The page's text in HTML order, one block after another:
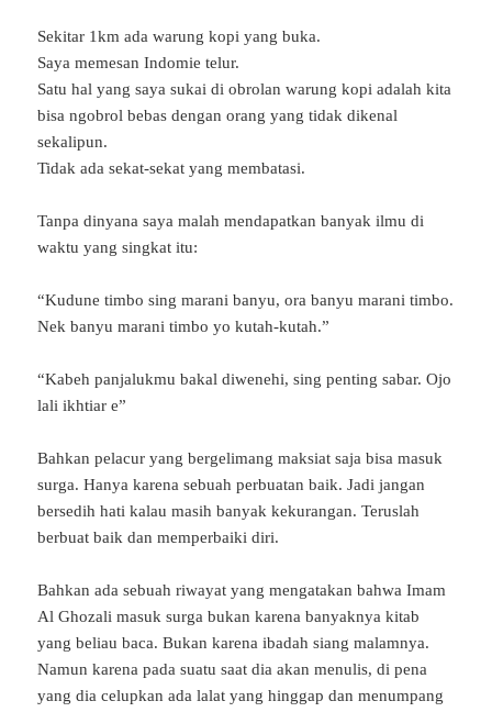
Sekitar 1km ada warung kopi yang buka.
Saya memesan Indomie telur.
Satu hal yang saya sukai di obrolan warung kopi adalah kita
bisa ngobrol bebas dengan orang yang tidak dikenal
sekalipun.
Tidak ada sekat-sekat yang membatasi.
Tanpa dinyana saya malah mendapatkan banyak ilmu di
waktu yang singkat itu:
“Kudune timbo sing marani banyu, ora banyu marani timbo.
Nek banyu marani timbo yo kutah-kutah.”
“Kabeh panjalukmu bakal diwenehi, sing penting sabar. Ojo
lali ikhtiar e”
Bahkan pelacur yang bergelimang maksiat saja bisa masuk
surga. Hanya karena sebuah perbuatan baik. Jadi jangan
bersedih hati kalau masih banyak kekurangan. Teruslah
berbuat baik dan memperbaiki diri.
Bahkan ada sebuah riwayat yang mengatakan bahwa Imam
Al Ghozali masuk surga bukan karena banyaknya kitab
yang beliau baca. Bukan karena ibadah siang malamnya.
Namun karena pada suatu saat dia akan menulis, di pena
yang dia celupkan ada lalat yang hinggap dan menumpang